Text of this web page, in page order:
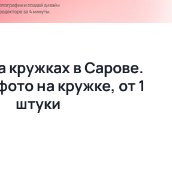
кружках в Сарове.
на кружке, от 1
штуки